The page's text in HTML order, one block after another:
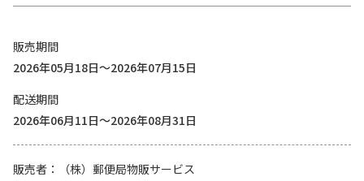
販売期間
2026年05月18日～2026年07月15日
配送期間
2026年06月11日～2026年08月31日
販売者
（株）郵便局物販サービス